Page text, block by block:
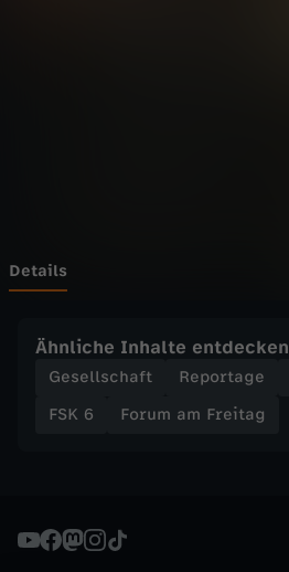
a
g
-
n
Details
Ähnliche Inhalte entdecken
Gesellschaft Reportage
FSK 6
Forum am Freitag